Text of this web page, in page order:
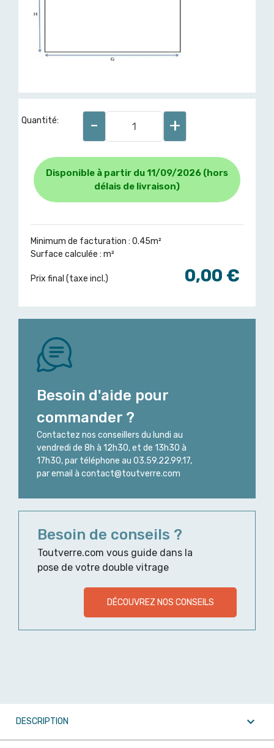
Quantité: - +
Disponible à partir du 11/09/2026 (hors
délais de livraison)
Minimum de facturation : 0.45m²
Surface calculée : m²
Prix final (taxe incl.) 0,00 €
Besoin d'aide pour
commander ?
Contactez nos conseillers du lundi au
vendredi de 8h à 12h30, et de 13h30 à
17h30, par téléphone au 03.59.22.99.17,
par email à contact@toutverre.com
Besoin de conseils ?
Toutverre.com vous guide dans la
pose de votre double vitrage
DÉCOUVREZ NOS CONSEILS
DESCRIPTION 